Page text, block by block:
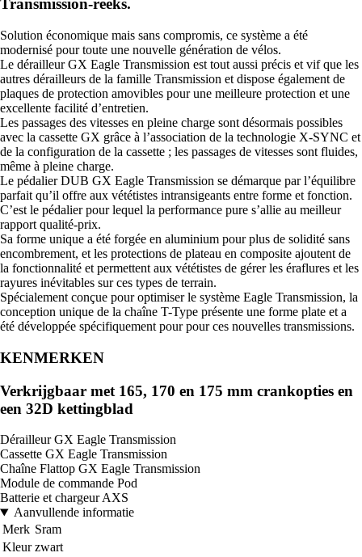
Transmission-reeks.
Solution économique mais sans compromis, ce système a été
modernisé pour toute une nouvelle génération de vélos.
Le dérailleur GX Eagle Transmission est tout aussi précis et vif que les
autres dérailleurs de la famille Transmission et dispose également de
plaques de protection amovibles pour une meilleure protection et une
excellente facilité d’entretien.
Les passages des vitesses en pleine charge sont désormais possibles
avec la cassette GX grâce à l’association de la technologie X-SYNC et
de la configuration de la cassette ; les passages de vitesses sont fluides,
même à pleine charge.
Le pédalier DUB GX Eagle Transmission se démarque par l’équilibre
parfait qu’il offre aux vététistes intransigeants entre forme et fonction.
C’est le pédalier pour lequel la performance pure s’allie au meilleur
rapport qualité-prix.
Sa forme unique a été forgée en aluminium pour plus de solidité sans
encombrement, et les protections de plateau en composite ajoutent de
la fonctionnalité et permettent aux vététistes de gérer les éraflures et les
rayures inévitables sur ces types de terrain.
Spécialement conçue pour optimiser le système Eagle Transmission, la
conception unique de la chaîne T-Type présente une forme plate et a
été développée spécifiquement pour pour ces nouvelles transmissions.
KENMERKEN
Verkrijgbaar met 165, 170 en 175 mm crankopties en
een 32D kettingblad
Dérailleur GX Eagle Transmission
Cassette GX Eagle Transmission
Chaîne Flattop GX Eagle Transmission
Module de commande Pod
Batterie et chargeur AXS
Aanvullende informatie
Merk Sram
Kleur zwart